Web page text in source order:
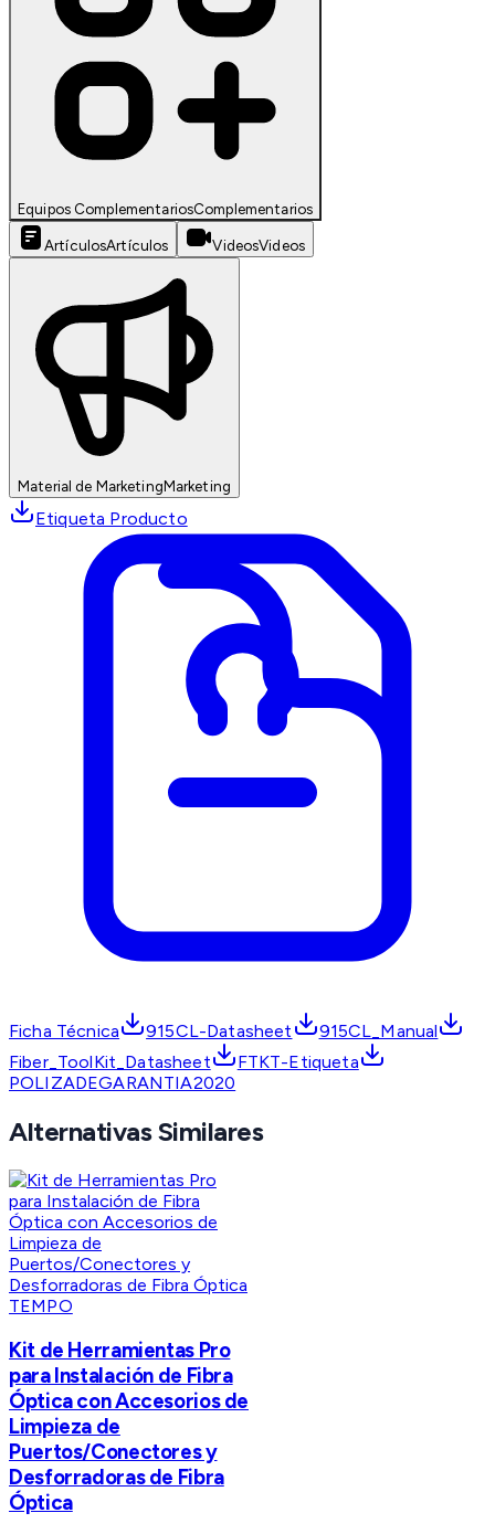
Equipos ComplementariosComplementarios
ArtículosArtículos VideosVideos
Material de MarketingMarketing
Etiqueta Producto
Ficha Técnica 915CL-Datasheet
915CL_Manual
Fiber_ToolKit_Datasheet
FTKT-Etiqueta
POLIZADEGARANTIA2020
Alternativas Similares
TEMPO
Kit de Herramientas Pro
para Instalación de Fibra
Óptica con Accesorios de
Limpieza de
Puertos/Conectores y
Desforradoras de Fibra
Óptica